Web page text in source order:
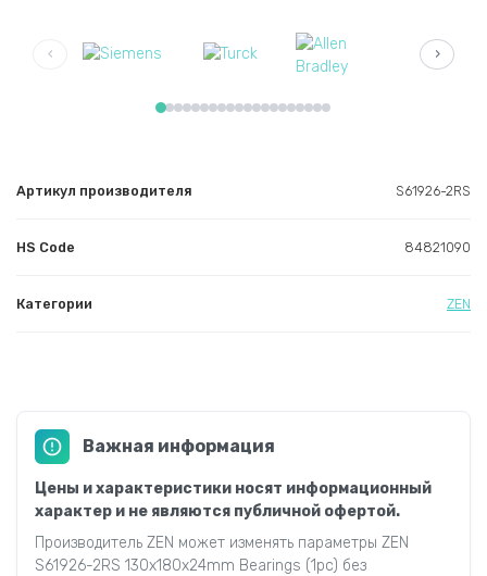
‹ ›
Артикул производителя S61926-2RS
HS Code 84821090
Категории ZEN
Важная информация
Цены и характеристики носят информационный
характер и не являются публичной офертой.
Производитель ZEN может изменять параметры ZEN
S61926-2RS 130x180x24mm Bearings (1pc) без